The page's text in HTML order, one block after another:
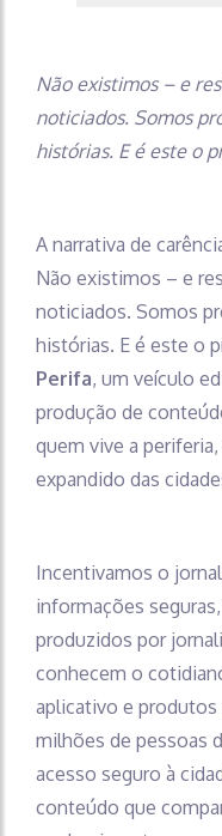
Não existimos – e
noticiados. Somos
histórias. E é este o
A narrativa de
Não existimos – e
noticiados. Somos
histórias. E é este o
Perifa, um veículo
produção de
quem vive a
expandido das
Incentivamos o
informações
produzidos por
conhecem o
aplicativo e produtos
milhões de pessoas
acesso seguro à
conteúdo que